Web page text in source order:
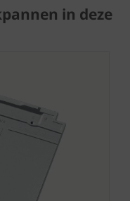
in deze